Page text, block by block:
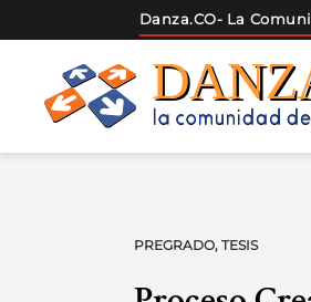
Danza.CO- La
content
PREGRADO, TESIS